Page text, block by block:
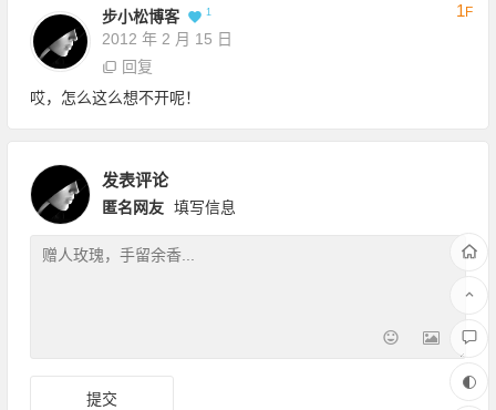
步小松博客 1
2012 年 2 月 15 日
1F
回复
哎，怎么这么想不开呢！
发表评论
匿名网友 填写信息